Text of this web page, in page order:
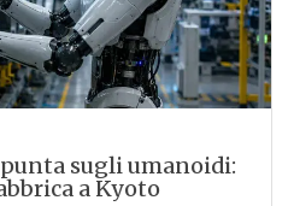
sugli umanoidi:
a Kyoto